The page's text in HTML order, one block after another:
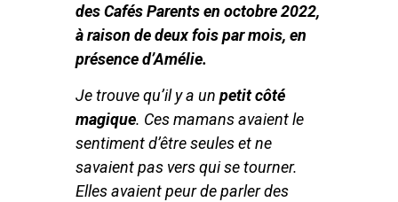
des Cafés Parents en octobre 2022,
à raison de deux fois par mois, en
présence d’Amélie.
Je trouve qu’il y a un petit côté
magique. Ces mamans avaient le
sentiment d’être seules et ne
savaient pas vers qui se tourner.
Elles avaient peur de parler des